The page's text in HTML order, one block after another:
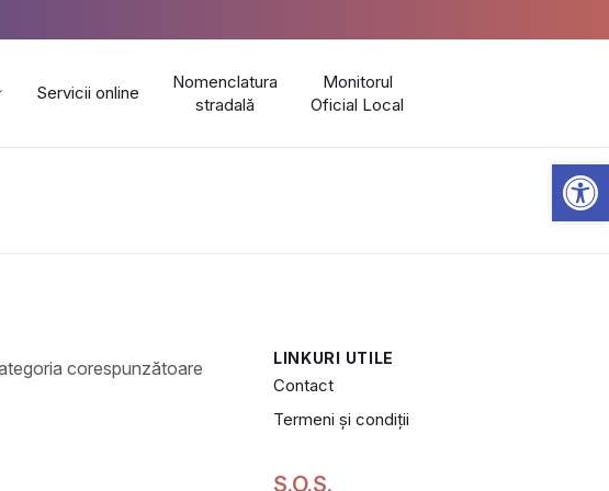
Servicii online
Nomenclatura
stradală
Monitorul
Oficial Local
LINKURI UTILE
Contact
Termeni și condiții
S.O.S.